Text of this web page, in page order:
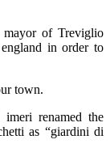
of Treviglio
in order to
town.
renamed the
as “giardini di